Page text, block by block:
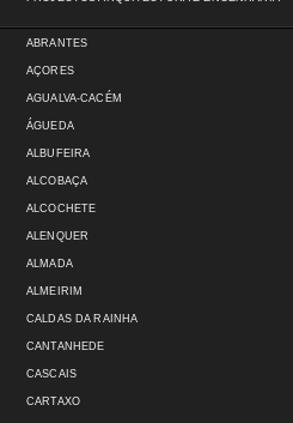
ABRANTES
AÇORES
AGUALVA-CACÉM
ÁGUEDA
ALBUFEIRA
ALCOBAÇA
ALCOCHETE
ALENQUER
ALMADA
ALMEIRIM
CALDAS DA RAINHA
CANTANHEDE
CASCAIS
CARTAXO